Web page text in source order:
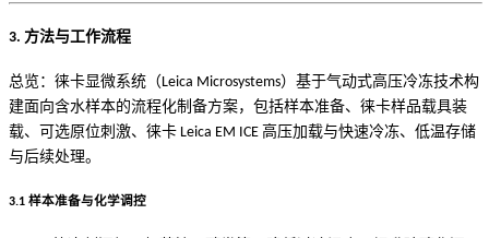
3. 方法与工作流程
总览：徕卡显微系统（Leica Microsystems）基于气动式高压冷冻技术构
建面向含水样本的流程化制备方案，包括样本准备、徕卡样品载具装
载、可选原位刺激、徕卡 Leica EM ICE 高压加载与快速冷冻、低温存储
与后续处理。
3.1 样本准备与化学调控